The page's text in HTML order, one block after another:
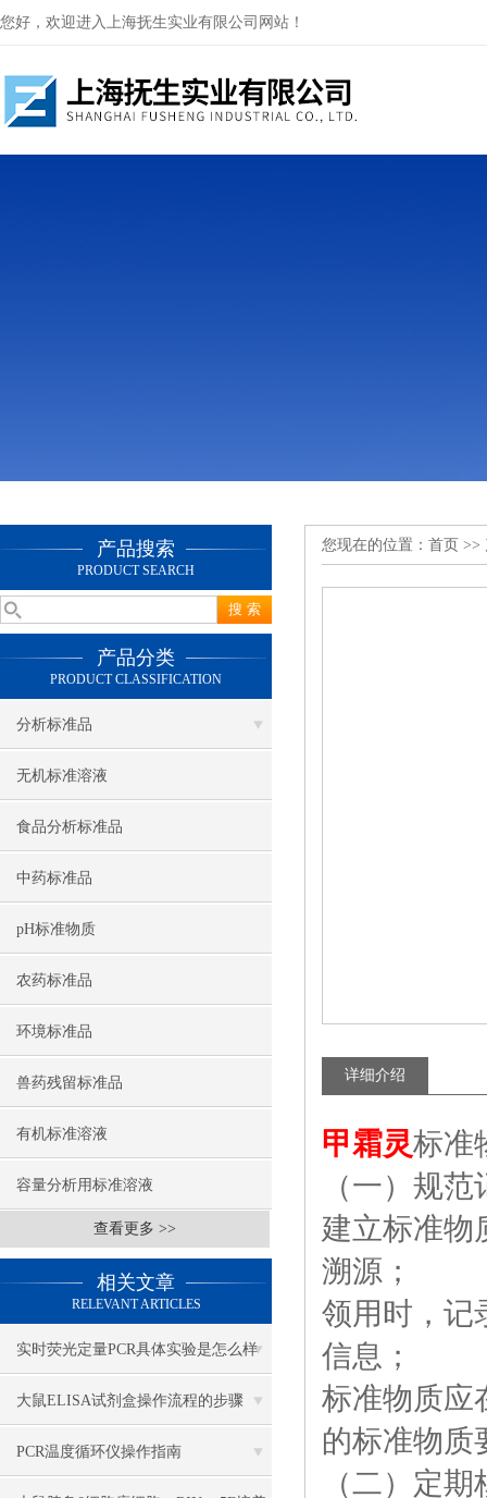
您好，欢迎进入上海抚生实业有限公司网站！
产品搜索
PRODUCT SEARCH
产品分类
PRODUCT CLASSIFICATION
分析标准品
无机标准溶液
食品分析标准品
中药标准品
pH标准物质
农药标准品
环境标准品
兽药残留标准品
有机标准溶液
容量分析用标准溶液
查看更多 >>
相关文章
RELEVANT ARTICLES
实时荧光定量PCR具体实验是怎么样
做的？
大鼠ELISA试剂盒操作流程的步骤
PCR温度循环仪操作指南
您现在的位置： 首页 >>
详细介绍
甲霜灵标准
（一）规
建立标准物
溯源；
领用时，记
信息；
标准物质应
的标准物质
（二）定